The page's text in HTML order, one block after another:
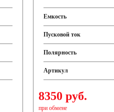
Емкость
Пусковой ток
Полярность
Артикул
8350 руб.
при обмене